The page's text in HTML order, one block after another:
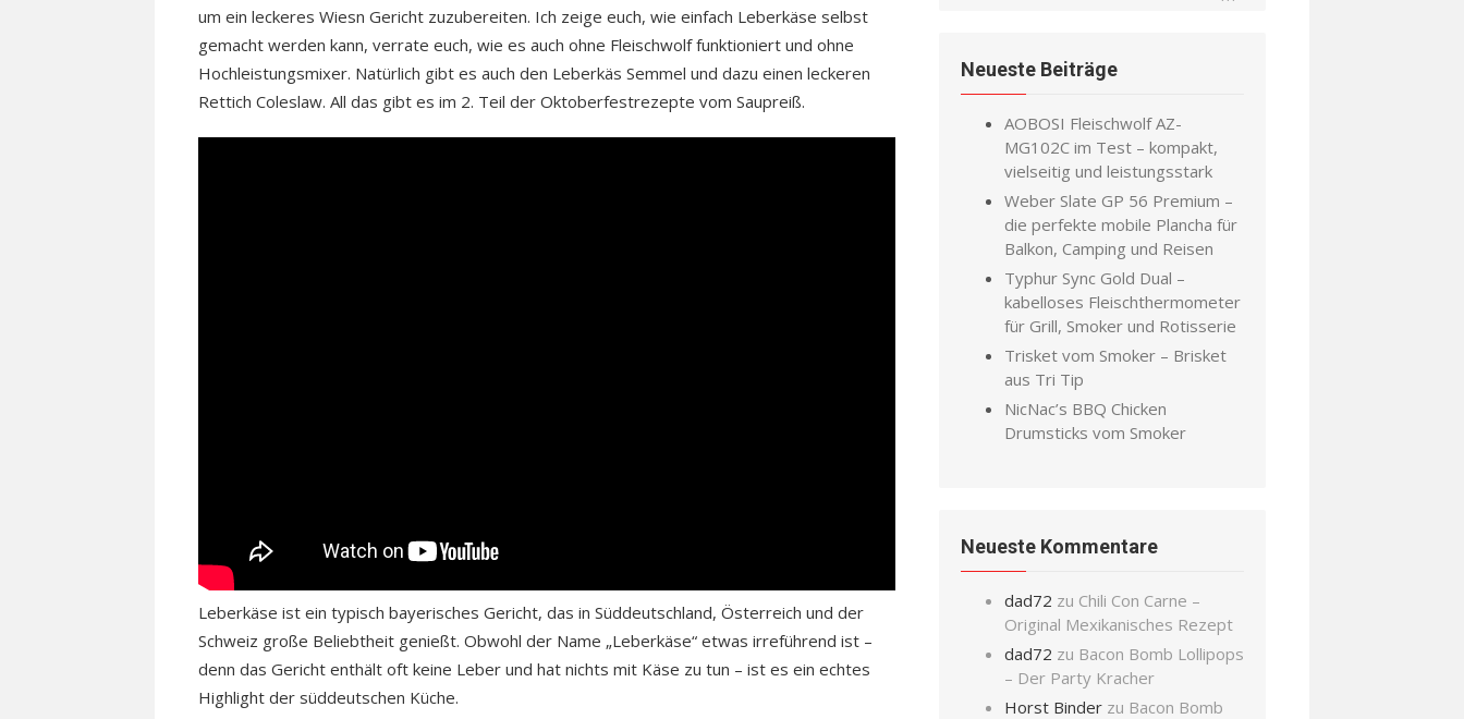
um ein leckeres Wiesn Gericht zuzubereiten. Ich zeige euch, wie einfach Leberkäse selbst
gemacht werden kann, verrate euch, wie es auch ohne Fleischwolf funktioniert und ohne
Hochleistungsmixer. Natürlich gibt es auch den Leberkäs Semmel und dazu einen leckeren
Rettich Coleslaw. All das gibt es im 2. Teil der Oktoberfestrezepte vom Saupreiß.
Leberkäse ist ein typisch bayerisches Gericht, das in Süddeutschland, Österreich und der
Schweiz große Beliebtheit genießt. Obwohl der Name „Leberkäse“ etwas irreführend ist –
denn das Gericht enthält oft keine Leber und hat nichts mit Käse zu tun – ist es ein echtes
Highlight der süddeutschen Küche.
Neueste Beiträge
AOBOSI Fleischwolf AZ-
MG102C im Test – kompakt,
vielseitig und leistungsstark
Weber Slate GP 56 Premium –
die perfekte mobile Plancha für
Balkon, Camping und Reisen
Typhur Sync Gold Dual –
kabelloses Fleischthermometer
für Grill, Smoker und Rotisserie
Trisket vom Smoker – Brisket
aus Tri Tip
NicNac’s BBQ Chicken
Drumsticks vom Smoker
Neueste Kommentare
dad72 zu Chili Con Carne –
Original Mexikanisches Rezept
dad72 zu Bacon Bomb Lollipops
– Der Party Kracher
Horst Binder zu Bacon Bomb